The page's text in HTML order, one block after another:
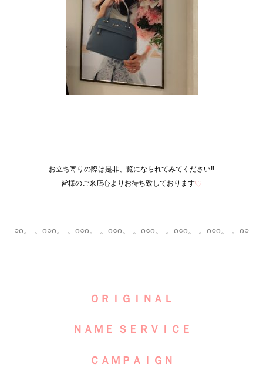
お立ち寄りの際は是非、覧になられてみてください!!
皆様のご来店心よりお待ち致しております♡
○o。.。o○o。.。o○o。.。o○o。.。o○o。.。o○o。.。o○o。.。o○
ＯＲＩＧＩＮＡＬ
ＮＡＭＥ ＳＥＲＶＩＣＥ
ＣＡＭＰＡＩＧＮ